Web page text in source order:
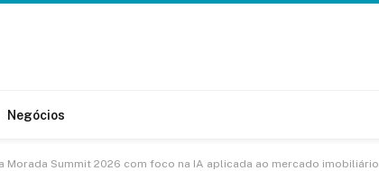
Negócios
Morada Summit 2026 com foco na IA aplicada ao mercado imobiliário